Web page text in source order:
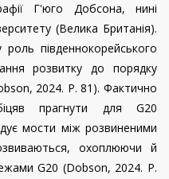
Г'юго Добсона, нині
(Велика Британія).
південнокорейського
розвитку до порядку
, 2024. P. 81). Фактично
прагнути для G20
мости між розвиненими
охоплюючи й
G20 (Dobson, 2024. P.